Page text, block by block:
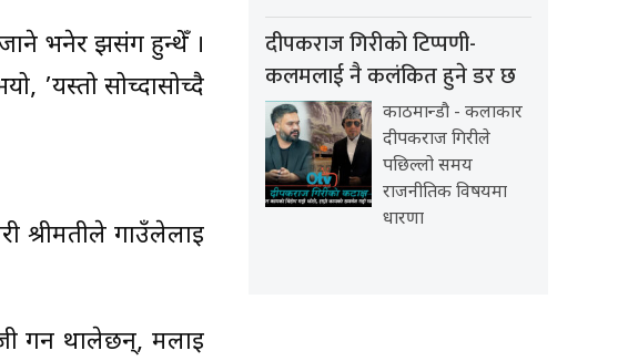
भनेर झसंग हुन्थेँ ।
’यस्तो सोच्दासोच्दै
श्रीमतीले गाउँलेलाई
गर्न थालेछन्, मलाई
दीपकराज गिरीको टिप्पणी-
कलमलाई नै कलंकित हुने डर छ
काठमान्डौ - कलाकार
दीपकराज गिरीले
पछिल्लो समय
राजनीतिक विषयमा
धारणा